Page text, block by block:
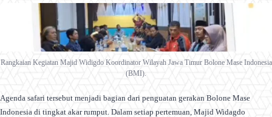
Rangkaian Kegiatan Majid Widigdo Koordinator Wilayah Jawa Timur Bolone Mase Indonesia
(BMI).
Agenda safari tersebut menjadi bagian dari penguatan gerakan Bolone Mase
Indonesia di tingkat akar rumput. Dalam setiap pertemuan, Majid Widagdo